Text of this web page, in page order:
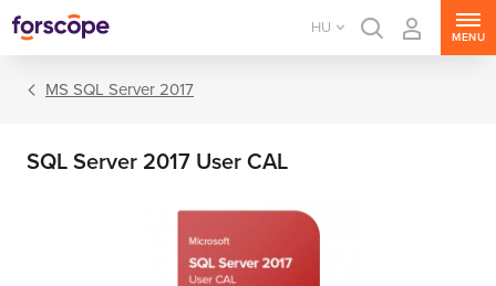
HU
MENU
MS SQL Server 2017
SQL Server 2017 User CAL